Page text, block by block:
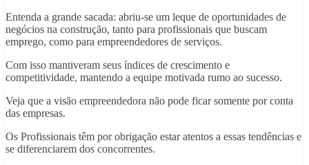
Entenda a grande sacada: abriu-se um leque de oportunidades de
negócios na construção, tanto para profissionais que buscam
emprego, como para empreendedores de serviços.
Com isso mantiveram seus índices de crescimento e
competitividade, mantendo a equipe motivada rumo ao sucesso.
Veja que a visão empreendedora não pode ficar somente por conta
das empresas.
Os Profissionais têm por obrigação estar atentos a essas tendências e
se diferenciarem dos concorrentes.